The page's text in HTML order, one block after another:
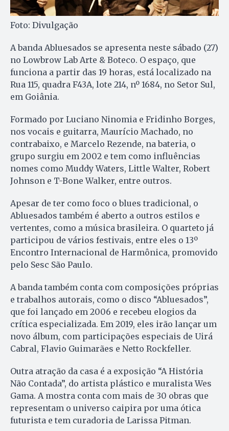
Foto: Divulgação
A banda Abluesados se apresenta neste sábado (27)
no Lowbrow Lab Arte & Boteco. O espaço, que
funciona a partir das 19 horas, está localizado na
Rua 115, quadra F43A, lote 214, nº 1684, no Setor Sul,
em Goiânia.
Formado por Luciano Ninomia e Fridinho Borges,
nos vocais e guitarra, Maurício Machado, no
contrabaixo, e Marcelo Rezende, na bateria, o
grupo surgiu em 2002 e tem como influências
nomes como Muddy Waters, Little Walter, Robert
Johnson e T-Bone Walker, entre outros.
Apesar de ter como foco o blues tradicional, o
Abluesados também é aberto a outros estilos e
vertentes, como a música brasileira. O quarteto já
participou de vários festivais, entre eles o 13º
Encontro Internacional de Harmônica, promovido
pelo Sesc São Paulo.
A banda também conta com composições próprias
e trabalhos autorais, como o disco “Abluesados”,
que foi lançado em 2006 e recebeu elogios da
crítica especializada. Em 2019, eles irão lançar um
novo álbum, com participações especiais de Uirá
Cabral, Flavio Guimarães e Netto Rockfeller.
Outra atração da casa é a exposição “A História
Não Contada”, do artista plástico e muralista Wes
Gama. A mostra conta com mais de 30 obras que
representam o universo caipira por uma ótica
futurista e tem curadoria de Larissa Pitman.